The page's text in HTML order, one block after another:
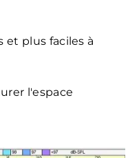
et plus faciles à
l'espace